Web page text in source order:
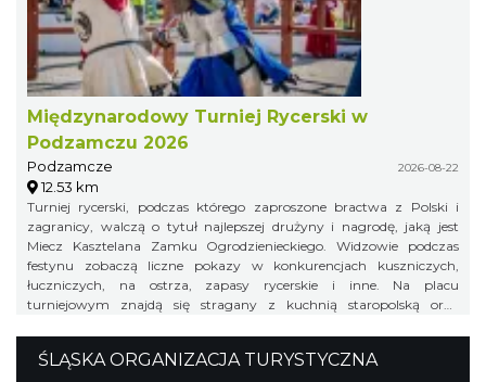
Międzynarodowy Turniej Rycerski w
Podzamczu 2026
Podzamcze 2026-08-22
12.53 km
Turniej rycerski, podczas którego zaproszone bractwa z Polski i
zagranicy, walczą o tytuł najlepszej drużyny i nagrodę, jaką jest
Miecz Kasztelana Zamku Ogrodzienieckiego. Widzowie podczas
festynu zobaczą liczne pokazy w konkurencjach kuszniczych,
łuczniczych, na ostrza, zapasy rycerskie i inne. Na placu
turniejowym znajdą się stragany z kuchnią staropolską oraz
ŚLĄSKA ORGANIZACJA TURYSTYCZNA